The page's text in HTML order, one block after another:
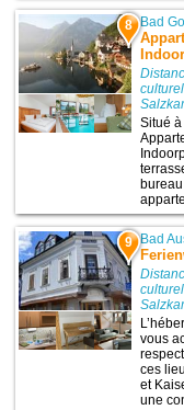
8 Bad
Situé
9 Bad
vous
ces
et
une